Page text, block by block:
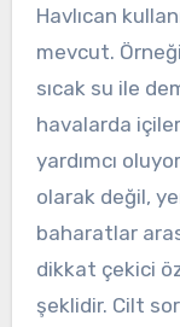
Havlıcan
mevcut.
sıcak su ile
havalarda
yardımcı
olarak değil,
baharatlar
dikkat çekici
şeklidir. Cilt